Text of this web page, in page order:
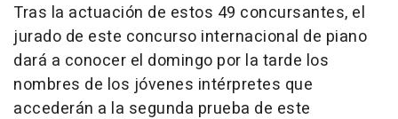
Tras la actuación de estos 49 concursantes, el
jurado de este concurso internacional de piano
dará a conocer el domingo por la tarde los
nombres de los jóvenes intérpretes que
accederán a la segunda prueba de este